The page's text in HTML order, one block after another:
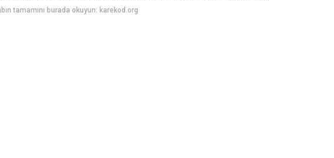
tamamını burada okuyun: karekod.org